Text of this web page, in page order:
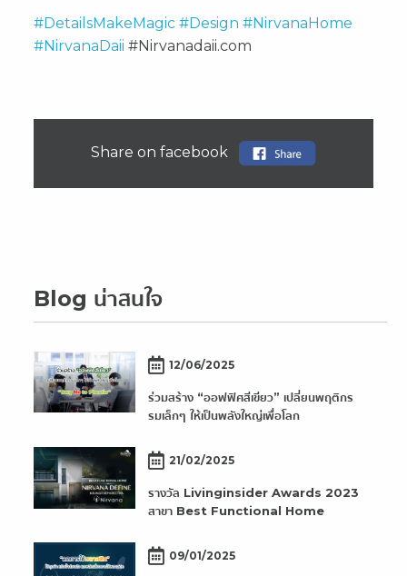
#DetailsMakeMagic #Design #NirvanaHome
#NirvanaDaii #Nirvanadaii.com
Share on facebook
Blog น่าสนใจ
12/06/2025
ร่วมสร้าง “ออฟฟิศสีเขียว” เปลี่ยนพฤติกร
รมเล็กๆ ให้เป็นพลังใหญ่เพื่อโลก
21/02/2025
รางวัล Livinginsider Awards 2023
สาขา Best Functional Home
09/01/2025